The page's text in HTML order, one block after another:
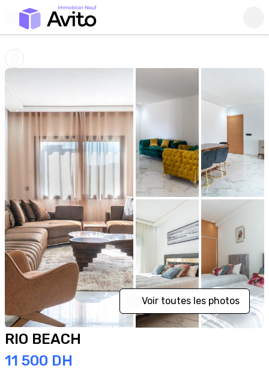
Voir toutes les photos
RIO BEACH
11 500 DH